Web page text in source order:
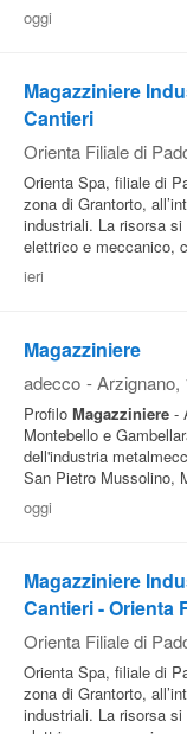
oggi
Magazziniere
Cantieri
Orienta Filiale di
Orienta Spa, filiale di
zona di Grantorto,
industriali. La risorsa
elettrico e meccanico,
ieri
Magazziniere
adecco - Arzignano,
Profilo Magazziniere -
Montebello e
dell'industria
San Pietro Mussolino,
oggi
Magazziniere
Cantieri - Orienta
Orienta Filiale di
Orienta Spa, filiale di
zona di Grantorto,
industriali. La risorsa